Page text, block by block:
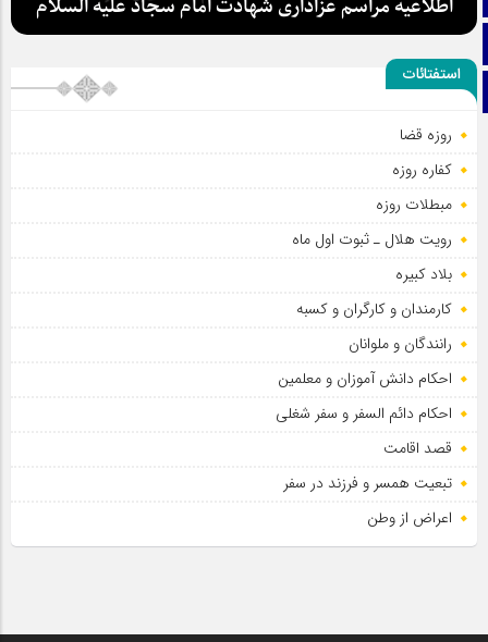
اینستاگرام
تلگرام
اطلاعیه مراسم عزاداری شهادت امام سجاد علیه السلام
استفتائات
روزه قضا
کفاره روزه
مبطلات روزه
رویت هلال ـ ثبوت اول ماه
بلاد کبیره
کارمندان و کارگران و کسبه
رانندگان و ملوانان
احکام دانش آموزان و معلمین
احکام دائم السفر و سفر شغلی
قصد اقامت
تبعیت همسر و فرزند در سفر
اعراض از وطن